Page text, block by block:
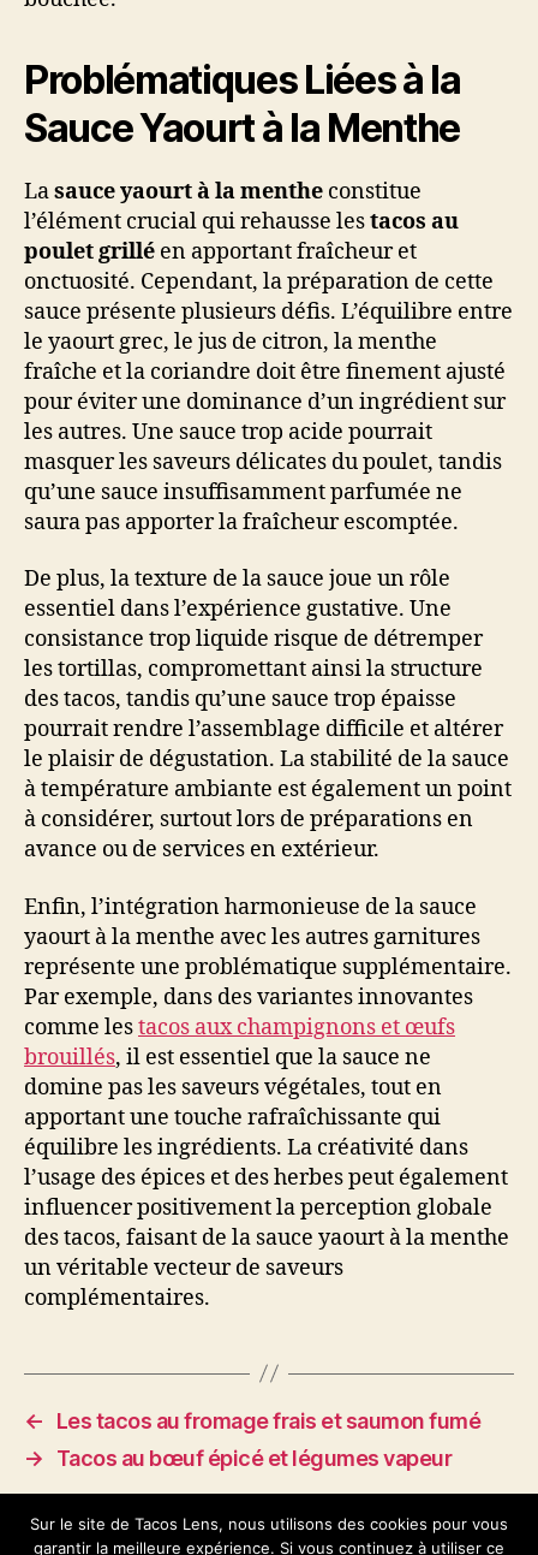
Problématiques Liées à la
Sauce Yaourt à la Menthe
Lasauce yaourt à la menthe constitue
l’élément crucial qui rehausse lestacos au
poulet grillé en apportant fraîcheur et
onctuosité. Cependant, la préparation de cette
sauce présente plusieurs défis. L’équilibre entre
le yaourt grec, le jus de citron, la menthe
fraîche et la coriandre doit être finement ajusté
pour éviter une dominance d’un ingrédient sur
les autres. Une sauce trop acide pourrait
masquer les saveurs délicates du poulet, tandis
qu’une sauce insuffisamment parfumée ne
saura pas apporter la fraîcheur escomptée.
De plus, la texture de la sauce joue un rôle
essentiel dans l’expérience gustative. Une
consistance trop liquide risque de détremper
les tortillas, compromettant ainsi la structure
des tacos, tandis qu’une sauce trop épaisse
pourrait rendre l’assemblage difficile et altérer
le plaisir de dégustation. La stabilité de la sauce
à température ambiante est également un point
à considérer, surtout lors de préparations en
avance ou de services en extérieur.
Enfin, l’intégration harmonieuse de la sauce
yaourt à la menthe avec les autres garnitures
représente une problématique supplémentaire.
Par exemple, dans des variantes innovantes
comme lestacos aux champignons et œufs
brouillés, il est essentiel que la sauce ne
domine pas les saveurs végétales, tout en
apportant une touche rafraîchissante qui
équilibre les ingrédients. La créativité dans
l’usage des épices et des herbes peut également
influencer positivement la perception globale
des tacos, faisant de la sauce yaourt à la menthe
un véritable vecteur de saveurs
complémentaires.
←
Les tacos au fromage frais et saumon fumé
→
Tacos au bœuf épicé et légumes vapeur
Sur le site de Tacos Lens, nous utilisons des cookies pour vous
garantir la meilleure expérience. Si vous continuez à utiliser ce